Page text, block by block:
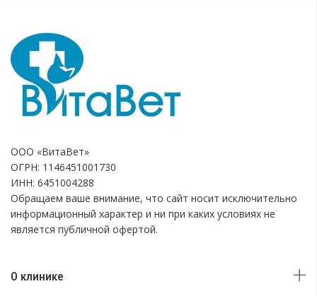
ООО «ВитаВет»
ОГРН: 1146451001730
ИНН: 6451004288
Обращаем ваше внимание, что сайт носит исключительно
информационный характер и ни при каких условиях не
является публичной офертой.
О клинике